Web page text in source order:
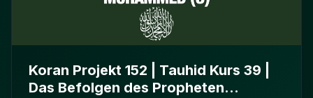
Koran Projekt 152 | Tauhid Kurs 39 |
Das Befolgen des Propheten